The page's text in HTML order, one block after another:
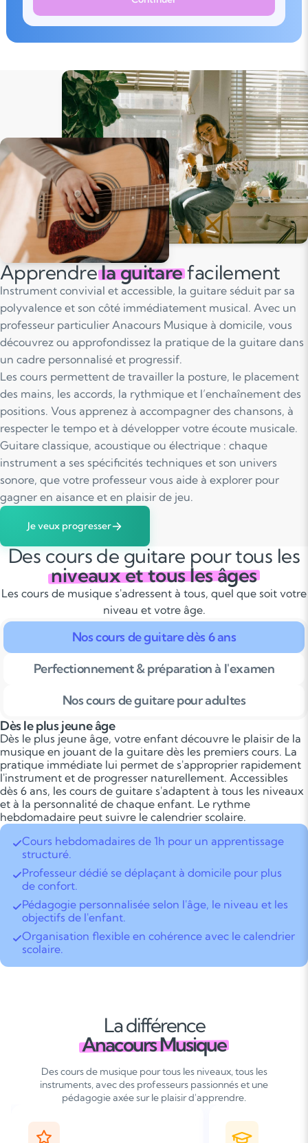
Apprendrela guitarefacilement
Instrument convivial et accessible, la guitare séduit par sa
polyvalence et son côté immédiatement musical. Avec un
professeur particulier Anacours Musique à domicile, vous
découvrez ou approfondissez la pratique de la guitare dans
un cadre personnalisé et progressif.
Les cours permettent de travailler la posture, le placement
des mains, les accords, la rythmique et l’enchaînement des
positions. Vous apprenez à accompagner des chansons, à
respecter le tempo et à développer votre écoute musicale.
Guitare classique, acoustique ou électrique : chaque
instrument a ses spécificités techniques et son univers
sonore, que votre professeur vous aide à explorer pour
gagner en aisance et en plaisir de jeu.
Je veux progresser
Des cours de guitare pour tous les
niveaux et tous les âges
Les cours de musique s'adressent à tous, quel que soit votre
niveau et votre âge.
Nos cours de guitare dès 6 ans
Perfectionnement & préparation à l'examen
Nos cours de guitare pour adultes
Dès le plus jeune âge
Dès le plus jeune âge, votre enfant découvre le plaisir de la
musique en jouant de la guitare dès les premiers cours. La
pratique immédiate lui permet de s'approprier rapidement
l'instrument et de progresser naturellement. Accessibles
dès 6 ans, les cours de guitare s'adaptent à tous les niveaux
et à la personnalité de chaque enfant. Le rythme
hebdomadaire peut suivre le calendrier scolaire.
Cours hebdomadaires de 1h pour un apprentissage
structuré.
Professeur dédié se déplaçant à domicile pour plus
de confort.
Pédagogie personnalisée selon l'âge, le niveau et les
objectifs de l'enfant.
Organisation flexible en cohérence avec le calendrier
scolaire.
La différence
Anacours Musique
Des cours de musique pour tous les niveaux, tous les
instruments, avec des professeurs passionnés et une
pédagogie axée sur le plaisir d'apprendre.